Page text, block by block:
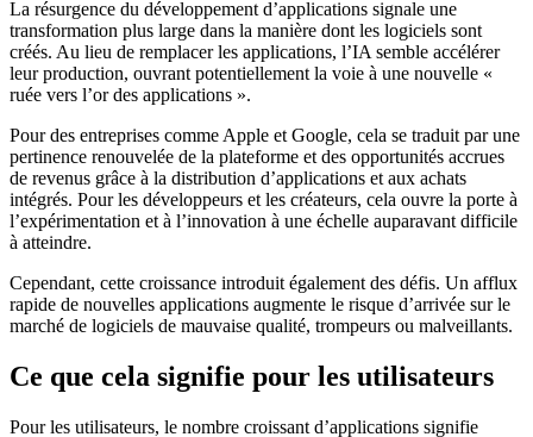
La résurgence du développement d’applications signale une
transformation plus large dans la manière dont les logiciels sont
créés. Au lieu de remplacer les applications, l’IA semble accélérer
leur production, ouvrant potentiellement la voie à une nouvelle «
ruée vers l’or des applications ».
Pour des entreprises comme Apple et Google, cela se traduit par une
pertinence renouvelée de la plateforme et des opportunités accrues
de revenus grâce à la distribution d’applications et aux achats
intégrés. Pour les développeurs et les créateurs, cela ouvre la porte à
l’expérimentation et à l’innovation à une échelle auparavant difficile
à atteindre.
Cependant, cette croissance introduit également des défis. Un afflux
rapide de nouvelles applications augmente le risque d’arrivée sur le
marché de logiciels de mauvaise qualité, trompeurs ou malveillants.
Ce que cela signifie pour les utilisateurs
Pour les utilisateurs, le nombre croissant d’applications signifie